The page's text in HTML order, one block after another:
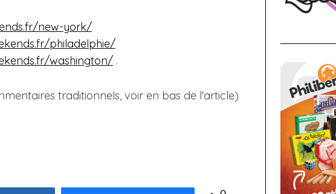
new-york/
philadelphie/
washington/ .
traditionnels, voir en bas de l'article)